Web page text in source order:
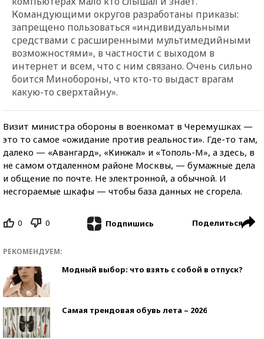
Командующими округов разработаны приказы:
запрещено пользоваться «индивидуальными
средствами с расширенными мультимедийными
возможностями», в частности с выходом в
интернет и всем, что с ним связано. Очень сильно
боится Минобороны, что кто-то выдаст врагам
какую-то сверхтайну».
Визит министра обороны в военкомат в Черемушках —
это то самое «ожидание против реальности». Где-то там,
далеко — «Авангард», «Кинжал» и «Тополь-М», а здесь, в
не самом отдаленном районе Москвы, — бумажные дела
и общение по почте. Не электронной, а обычной. И
несгораемые шкафы — чтобы база данных не сгорела.
0 0 Подпишись Поделиться
РЕКОМЕНДУЕМ:
Модный выбор: что взять с собой в отпуск?
Самая трендовая обувь лета – 2026